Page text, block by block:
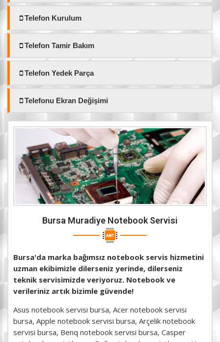
Telefon Kurulum
Telefon Tamir Bakım
Telefon Yedek Parça
Telefonu Ekran Değişimi
Bursa Muradiye Notebook Servisi
Bursa'da marka bağımsız notebook servis hizmetini
uzman ekibimizle dilerseniz yerinde, dilerseniz
teknik servisimizde veriyoruz. Notebook ve
verileriniz artık bizimle güvende!
Asus notebook servisi bursa, Acer notebook servisi
bursa, Apple notebook servisi bursa, Arçelik notebook
servisi bursa, Benq notebook servisi bursa, Casper